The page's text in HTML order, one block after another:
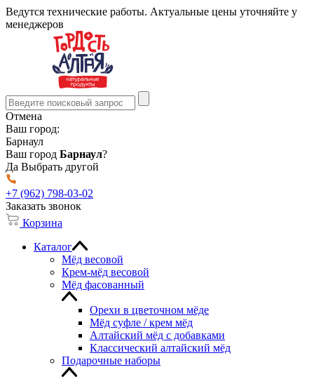
Ведутся технические работы. Актуальные цены уточняйте у
менеджеров
Отмена
Ваш город:
Барнаул
Ваш город Барнаул?
Да Выбрать другой
+7 (962) 798-03-02
Заказать звонок
Корзина
Каталог
Мёд весовой
Крем-мёд весовой
Мёд фасованный
Орехи в цветочном мёде
Мёд суфле / крем мёд
Алтайский мёд с добавками
Классический алтайский мёд
Подарочные наборы